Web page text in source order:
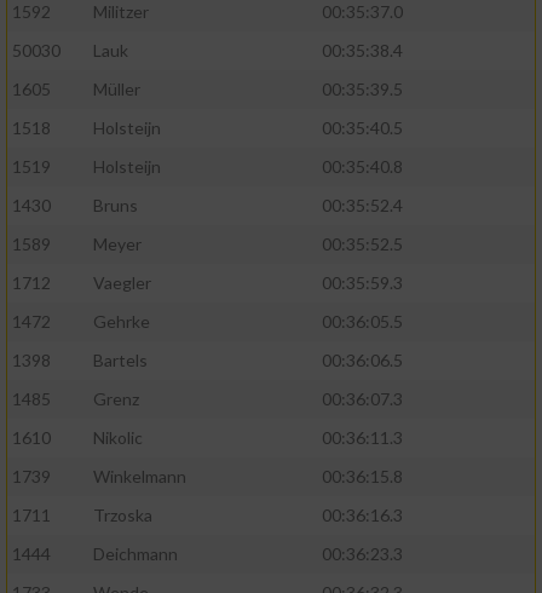
1592
Militzer
00:35:37.0
50030
Lauk
00:35:38.4
1605
Müller
00:35:39.5
1518
Holsteijn
00:35:40.5
1519
Holsteijn
00:35:40.8
1430
Bruns
00:35:52.4
1589
Meyer
00:35:52.5
1712
Vaegler
00:35:59.3
1472
Gehrke
00:36:05.5
1398
Bartels
00:36:06.5
1485
Grenz
00:36:07.3
1610
Nikolic
00:36:11.3
1739
Winkelmann
00:36:15.8
1711
Trzoska
00:36:16.3
1444
Deichmann
00:36:23.3